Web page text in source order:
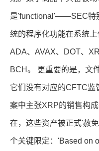
是'functional'——SEC特
统的程序化功能在系统
ADA、AVAX、DOT、
BCH。 更重要的是，文
它们没有对应的CFTC监
案中主张XRP的销售构
在，这些资产被正式'赦
个关键限定：'Based on